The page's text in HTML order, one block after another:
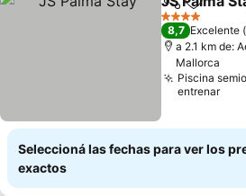
Compartir
Añadir
4 Estrellas
8,7 Excelente
a 2.1 km de:
Mallorca
Piscina
entrenar
Seleccioná las fechas para ver los
exactos